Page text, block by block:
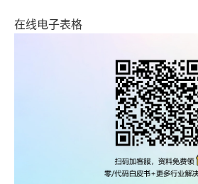
在线电子表格